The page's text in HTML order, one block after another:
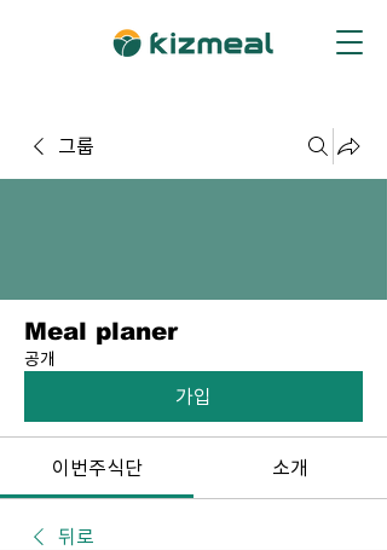
그룹
Meal planer
공개
가입
이번주식단 소개
뒤로